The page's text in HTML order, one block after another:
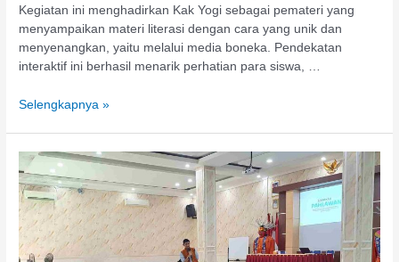
Kegiatan ini menghadirkan Kak Yogi sebagai pemateri yang
menyampaikan materi literasi dengan cara yang unik dan
menyenangkan, yaitu melalui media boneka. Pendekatan
interaktif ini berhasil menarik perhatian para siswa, …
Selengkapnya »
Ratusan
Siswa
SMAN
83
Jakarta
Antusias